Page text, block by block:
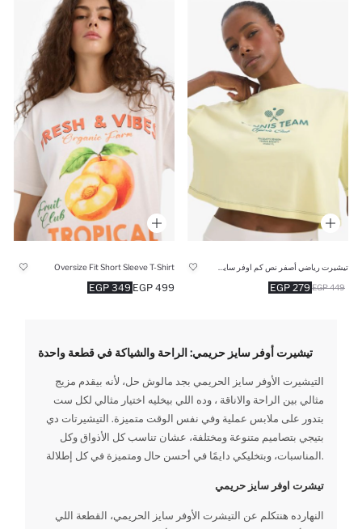
279 EGP 449 EGP
Oversize Fit Short Sleeve T-Shirt
349 EGP 499 EGP
تيشيرت أوفر سايز حريمي: الراحة والشياكة في قطعة واحدة
التيشيرت الأوفر سايز الحريمي بجد مالوش حل، لأنه بيقدم مزيج
مثالي بين الراحة والاناقة ، وده اللي بيخليه اختيار مثالي لكل ست
بتدور على ملابس عملية وفي نفس الوقت متميزة. التيشيرتات دي
بتيجي بتصاميم متنوعة ومختلفة، عشان تناسب كل الأذواق وكل
المناسبات، وبتخليكي دايمًا في أحسن حال ومتميزة في كل إطلالة.
تيشرت اوفر سايز حريمي
النهارده هنتكلم عن التيشرت الأوفر سايز الحريمي، القطعة اللي